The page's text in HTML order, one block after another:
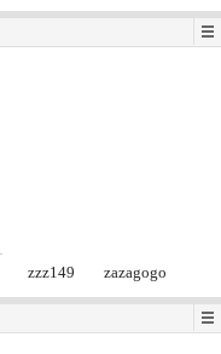
zzz149 zazagogo